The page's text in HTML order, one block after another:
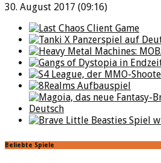
30. August 2017 (09:16)
Beliebte Spiele